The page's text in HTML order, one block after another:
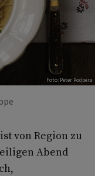
Foto: Peter Podpera
von Region zu
Abend